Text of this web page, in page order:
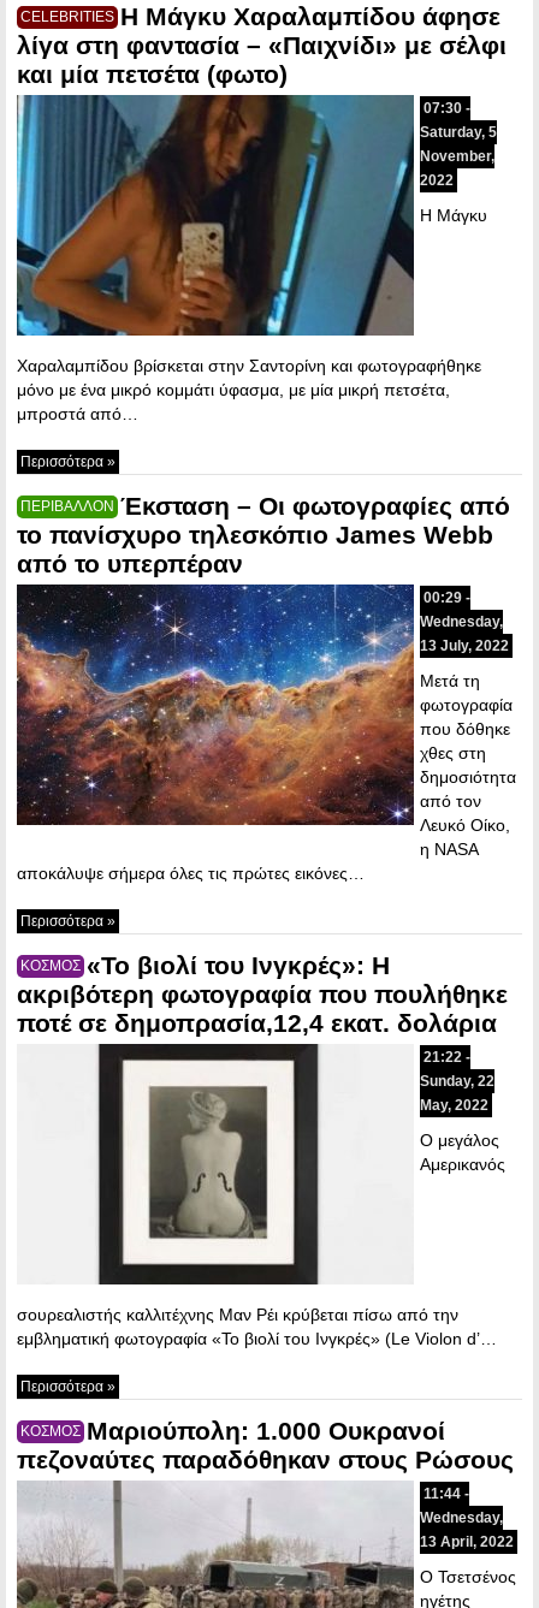
CELEBRITIES Η Μάγκυ Χαραλαμπίδου άφησε
λίγα στη φαντασία – «Παιχνίδι» με σέλφι
και μία πετσέτα (φωτο)
07:30 -
Saturday, 5
November,
2022
Η Μάγκυ
Χαραλαμπίδου βρίσκεται στην Σαντορίνη και φωτογραφήθηκε
μόνο με ένα μικρό κομμάτι ύφασμα, με μία μικρή πετσέτα,
μπροστά από…
Περισσότερα »
ΠΕΡΙΒΑΛΛΟΝ Έκσταση – Οι φωτογραφίες από
το πανίσχυρο τηλεσκόπιο James Webb
από το υπερπέραν
00:29 -
Wednesday,
13 July, 2022
Μετά τη
φωτογραφία
που δόθηκε
χθες στη
δημοσιότητα
από τον
Λευκό Οίκο,
η NASA
αποκάλυψε σήμερα όλες τις πρώτες εικόνες…
Περισσότερα »
ΚΟΣΜΟΣ «Το βιολί του Ινγκρές»: Η
ακριβότερη φωτογραφία που πουλήθηκε
ποτέ σε δημοπρασία,12,4 εκατ. δολάρια
21:22 -
Sunday, 22
May, 2022
Ο μεγάλος
Αμερικανός
σουρεαλιστής καλλιτέχνης Μαν Ρέι κρύβεται πίσω από την
εμβληματική φωτογραφία «Το βιολί του Ινγκρές» (Le Violon d’…
Περισσότερα »
ΚΟΣΜΟΣ Μαριούπολη: 1.000 Ουκρανοί
πεζοναύτες παραδόθηκαν στους Ρώσους
11:44 -
Wednesday,
13 April, 2022
Ο Τσετσένος
ηγέτης